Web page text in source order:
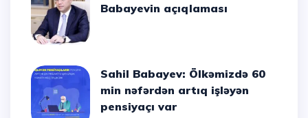
Babayevin açıqlaması
Sahil Babayev: Ölkəmizdə 60
min nəfərdən artıq işləyən
pensiyaçı var